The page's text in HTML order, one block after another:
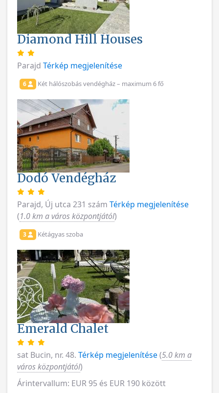
Diamond Hill Houses
Parajd Térkép megjelenítése
6 Két hálószobás vendégház – maximum 6 fő
Dodó Vendégház
Parajd, Új utca 231 szám Térkép megjelenítése
(1.0 km a város központjától)
3 Kétágyas szoba
Emerald Chalet
sat Bucin, nr. 48. Térkép megjelenítése(5.0 km a
város központjától)
Árintervallum: EUR 95 és EUR 190 között